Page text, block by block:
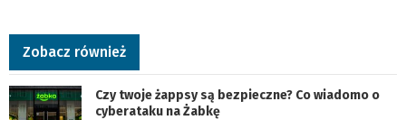
Zobacz również
Czy twoje żappsy są bezpieczne? Co wiadomo o
cyberataku na Żabkę